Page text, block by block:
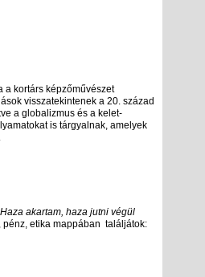
a kortárs képzőművészet
visszatekintenek a 20. század
a globalizmus és a kelet-
is tárgyalnak, amelyek
akartam, haza jutni végül
pénz, etika mappában találjátok: